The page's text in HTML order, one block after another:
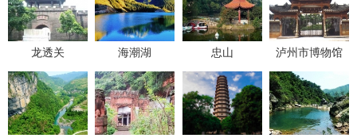
龙透关 海潮湖 忠山 泸州市博物馆